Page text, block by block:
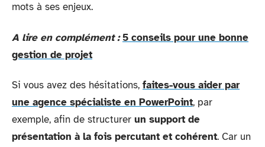
mots à ses enjeux.
A lire en complément : 5 conseils pour une bonne
gestion de projet
Si vous avez des hésitations, faites-vous aider par
une agence spécialiste en PowerPoint, par
exemple, afin de structurer un support de
présentation à la fois percutant et cohérent. Car un